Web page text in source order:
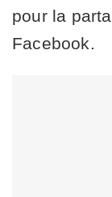
pour la
Facebook.